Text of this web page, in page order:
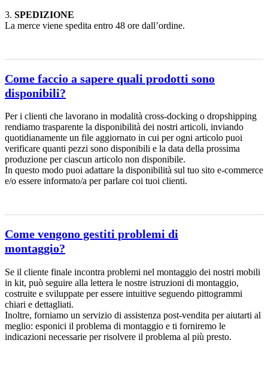
3. SPEDIZIONE
La merce viene spedita entro 48 ore dall’ordine.
Come faccio a sapere quali prodotti sono
disponibili?
Per i clienti che lavorano in modalità cross-docking o dropshipping
rendiamo trasparente la disponibilità dei nostri articoli, inviando
quotidianamente un file aggiornato in cui per ogni articolo puoi
verificare quanti pezzi sono disponibili e la data della prossima
produzione per ciascun articolo non disponibile.
In questo modo puoi adattare la disponibilità sul tuo sito e-commerce
e/o essere informato/a per parlare coi tuoi clienti.
Come vengono gestiti problemi di
montaggio?
Se il cliente finale incontra problemi nel montaggio dei nostri mobili
in kit, può seguire alla lettera le nostre istruzioni di montaggio,
costruite e sviluppate per essere intuitive seguendo pittogrammi
chiari e dettagliati.
Inoltre, forniamo un servizio di assistenza post-vendita per aiutarti al
meglio: esponici il problema di montaggio e ti forniremo le
indicazioni necessarie per risolvere il problema al più presto.